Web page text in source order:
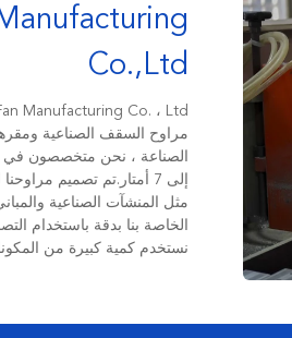
Co.,Ltd
الصناعة ، نحن متخصصون
إلى 7 أمتار.تم تصميم
مثل المنشآت الصناعية
الخاصة بنا بدقة باستخدام
نستخدم كمية كبيرة من